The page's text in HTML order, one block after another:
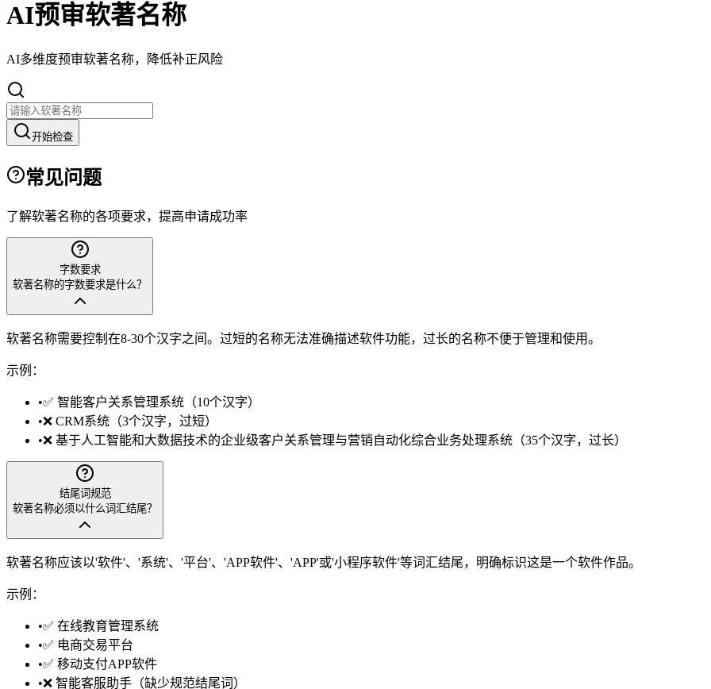
AI预审软著名称
AI多维度预审软著名称，降低补正风险
开始检查
常见问题
了解软著名称的各项要求，提高申请成功率
字数要求
软著名称的字数要求是什么？
软著名称需要控制在8-30个汉字之间。过短的名称无法准确描述软件功能，过长的名称不便于管理和使用。
示例：
•✅ 智能客户关系管理系统（10个汉字）
•❌ CRM系统（3个汉字，过短）
•❌ 基于人工智能和大数据技术的企业级客户关系管理与营销自动化综合业务处理系统（35个汉字，过长）
结尾词规范
软著名称必须以什么词汇结尾？
软著名称应该以'软件'、'系统'、'平台'、'APP软件'、'APP'或'小程序软件'等词汇结尾，明确标识这是一个软件作品。
示例：
•✅ 在线教育管理系统
•✅ 电商交易平台
•✅ 移动支付APP软件
•❌ 智能客服助手（缺少规范结尾词）